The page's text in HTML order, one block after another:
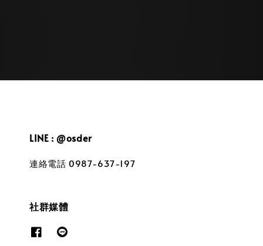
LINE : @osder
連絡電話 0987-637-197
社群媒體